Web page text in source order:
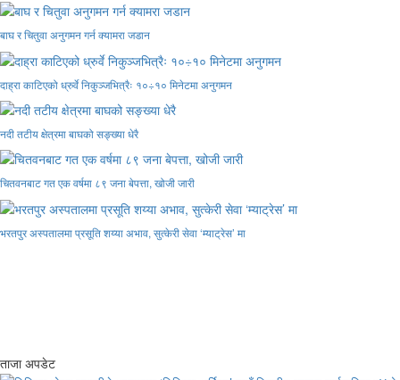
बाघ र चितुवा अनुगमन गर्न क्यामरा जडान
दाह्रा काटिएको ध्रुर्वे निकुञ्जभित्रैः १०÷१० मिनेटमा अनुगमन
नदी तटीय क्षेत्रमा बाघको सङ्ख्या धेरै
चितवनबाट गत एक वर्षमा ८९ जना बेपत्ता, खोजी जारी
भरतपुर अस्पतालमा प्रसूति शय्या अभाव, सुत्केरी सेवा ‘म्याट्रेस’ मा
ताजा अपडेट